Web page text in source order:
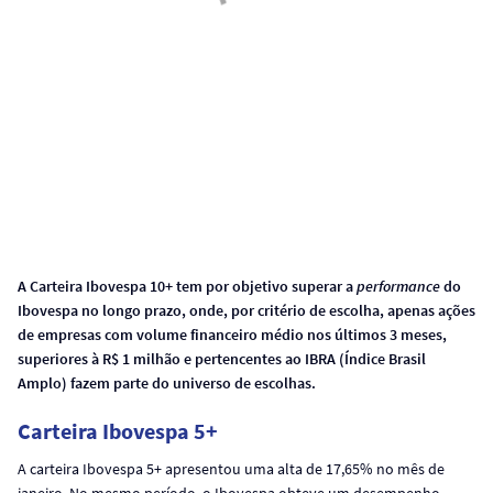
A Carteira Ibovespa 10+ tem por objetivo superar aperformancedo
Ibovespa no longo prazo, onde, por critério de escolha, apenas ações
de empresas com volume financeiro médio nos últimos 3 meses,
superiores à R$ 1 milhão e pertencentes ao IBRA (Índice Brasil
Amplo) fazem parte do universo de escolhas.
Carteira Ibovespa 5+
A carteira Ibovespa 5+ apresentou uma alta de 17,65% no mês de